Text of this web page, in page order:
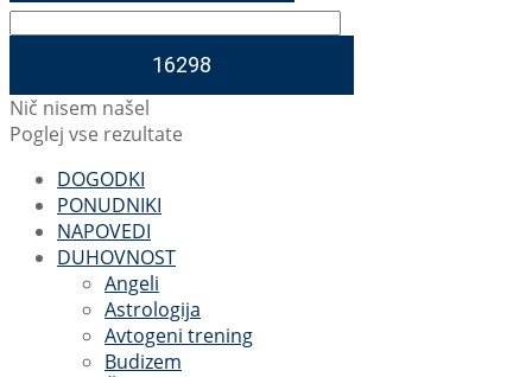
Nič nisem našel
Poglej vse rezultate
DOGODKI
PONUDNIKI
NAPOVEDI
DUHOVNOST
Angeli
Astrologija
Avtogeni trening
Budizem